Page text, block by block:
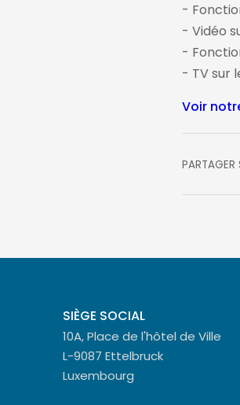
-
- Vidéo
-
- TV sur
Voir
PARTAGER
SIÈGE SOCIAL
10A, Place de l'hôtel de Ville
L-9087 Ettelbruck
Luxembourg